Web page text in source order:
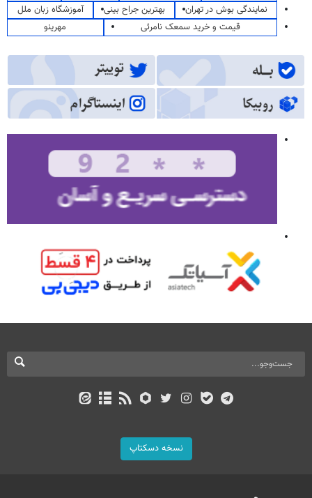
نمایندگی بوش در تهران
بهترین جراح بینی
آموزشگاه زبان ملل
قیمت و خرید سمعک نامرئی
مهرینو
نسخه دسکتاپ